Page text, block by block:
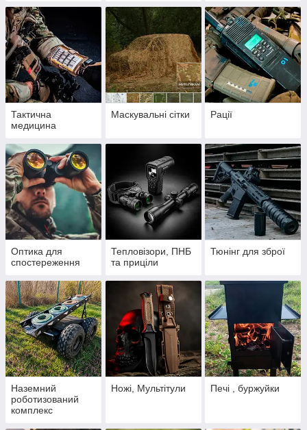
Тактична
медицина
Маскувальні сітки Рації
Оптика для
спостереження
Тепловізори, ПНБ
та приціли
Тюнінг для зброї
Наземний
роботизований
комплекс
Ножі, Мультітули Печі , буржуйки